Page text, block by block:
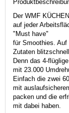
Der WMF
auf jeder
"Must have"
für Smoothies.
Zutaten
Denn das 4-
mit 23.000
Einfach die zwei
mit
packen und die
mit dabei haben.